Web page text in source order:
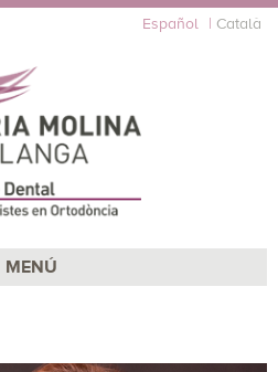
Español Català
MENÚ